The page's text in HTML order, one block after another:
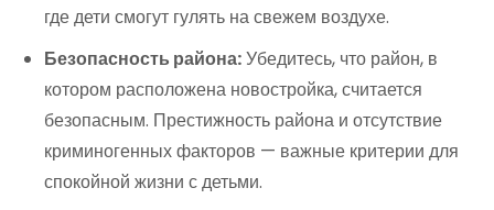
где дети смогут гулять на свежем воздухе.
Безопасность района:Убедитесь, что район, в
котором расположена новостройка, считается
безопасным. Престижность района и отсутствие
криминогенных факторов — важные критерии для
спокойной жизни с детьми.